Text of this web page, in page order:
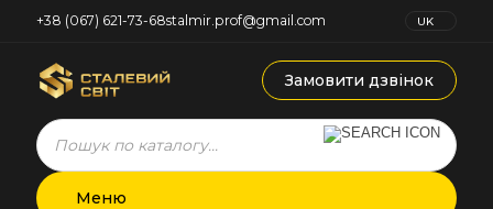
+38 (067) 621-73-68stalmir.prof@gmail.com
UK
Замовити дзвінок
Products
search
Меню